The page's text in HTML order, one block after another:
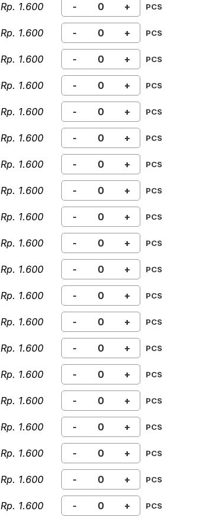
Rp. 1.600 - + PCS
Rp. 1.600 - + PCS
Rp. 1.600 - + PCS
Rp. 1.600 - + PCS
Rp. 1.600 - + PCS
Rp. 1.600 - + PCS
Rp. 1.600 - + PCS
Rp. 1.600 - + PCS
Rp. 1.600 - + PCS
Rp. 1.600 - + PCS
Rp. 1.600 - + PCS
Rp. 1.600 - + PCS
Rp. 1.600 - + PCS
Rp. 1.600 - + PCS
Rp. 1.600 - + PCS
Rp. 1.600 - + PCS
Rp. 1.600 - + PCS
Rp. 1.600 - + PCS
Rp. 1.600 - + PCS
Rp. 1.600 - + PCS